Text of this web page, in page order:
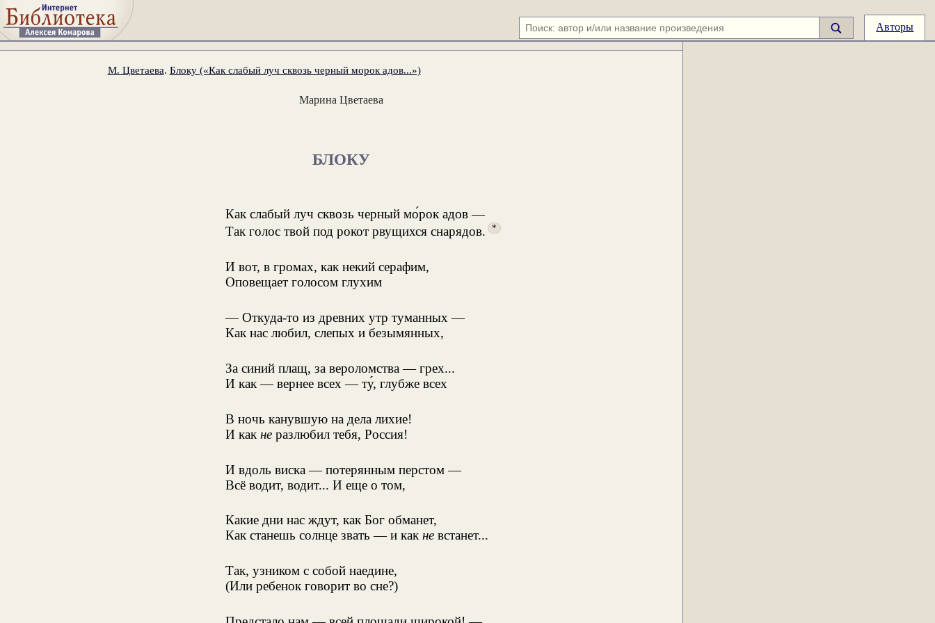
Авторы
М. Цветаева. Блоку («Как слабый луч сквозь черный морок адов...»)
Марина Цветаева
БЛОКУ
Как слабый луч сквозь черный мо́рок адов —
Так голос твой под рокот рвущихся снарядов.
*
И вот, в громах, как некий серафим,
Оповещает голосом глухим
— Откуда-то из древних утр туманных —
Как нас любил, слепых и безымянных,
За синий плащ, за вероломства — грех...
И как — вернее всех — ту́, глубже всех
В ночь канувшую на дела лихие!
И как неразлюбил тебя, Россия!
И вдоль виска — потерянным перстом —
Всё водит, водит... И еще о том,
Какие дни нас ждут, как Бог обманет,
Как станешь солнце звать — и какневстанет...
Так, узником с собой наедине,
(Или ребенок говорит во сне?)